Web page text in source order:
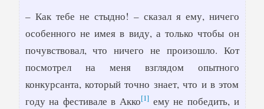
– Как тебе не стыдно! – сказал я ему, ничего
особенного не имея в виду, а только чтобы он
почувствовал, что ничего не произошло. Кот
посмотрел на меня взглядом опытного
конкурсанта, который точно знает, что и в этом
году на фестивале в Акко[1] ему не победить, и